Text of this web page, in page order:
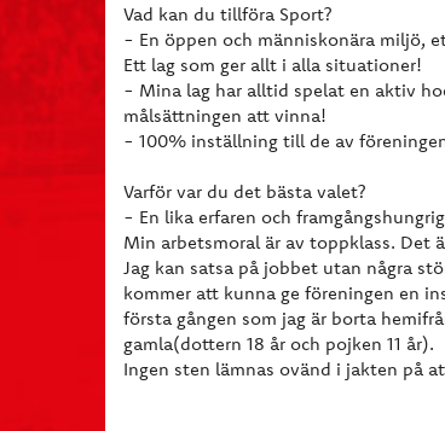
Vad kan du tillföra Sport?
- En öppen och människonära miljö,
Ett lag som ger allt i alla situationer!
- Mina lag har alltid spelat en aktiv
målsättningen att vinna!
- 100% inställning till de av
Varför var du det bästa valet?
- En lika erfaren och
Min arbetsmoral är av toppklass. Det
Jag kan satsa på jobbet utan några
kommer att kunna ge föreningen en
första gången som jag är borta
gamla(dottern 18 år och pojken 11 år).
Ingen sten lämnas ovänd i jakten på